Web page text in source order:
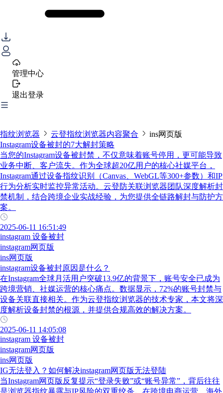
管理中心
退出登录
指纹浏览器 云登指纹浏览器内容聚合
ins网页版
Instagram设备被封的7大解封策略
当您的Instagram设备被封禁，不仅意味着账号停用，更可能导致
业务中断、客户流失。作为全球超20亿用户的核心社媒平台，
Instagram通过设备指纹识别（Canvas、WebGL等300+参数）和IP
行为分析实时监控异常活动。云登防关联浏览器团队深度解析封
禁机制，结合跨境企业实战经验，为您提供全链路解封与防护方
案。
2025-06-11 16:51:49
instagram 设备被封
instagram网页版
ins网页版
instagram设备被封原因是什么？
在Instagram全球月活用户突破13.9亿的背景下，账号安全已成为
跨境营销、社媒运营的核心痛点。数据显示，72%的账号封禁与
设备关联直接相关。作为云登指纹浏览器的技术专家，本文将深
度解析设备封禁的根源，并提供合规高效的解决方案。
2025-06-11 14:05:08
instagram 设备被封
instagram网页版
ins网页版
IG无法登入？如何解决instagram网页版无法登陆
当Instagram网页版反复提示“登录失败”或“账号异常”，背后往往
是浏览器指纹暴露与IP风险的双重绞杀。在跨境电商运营、海外